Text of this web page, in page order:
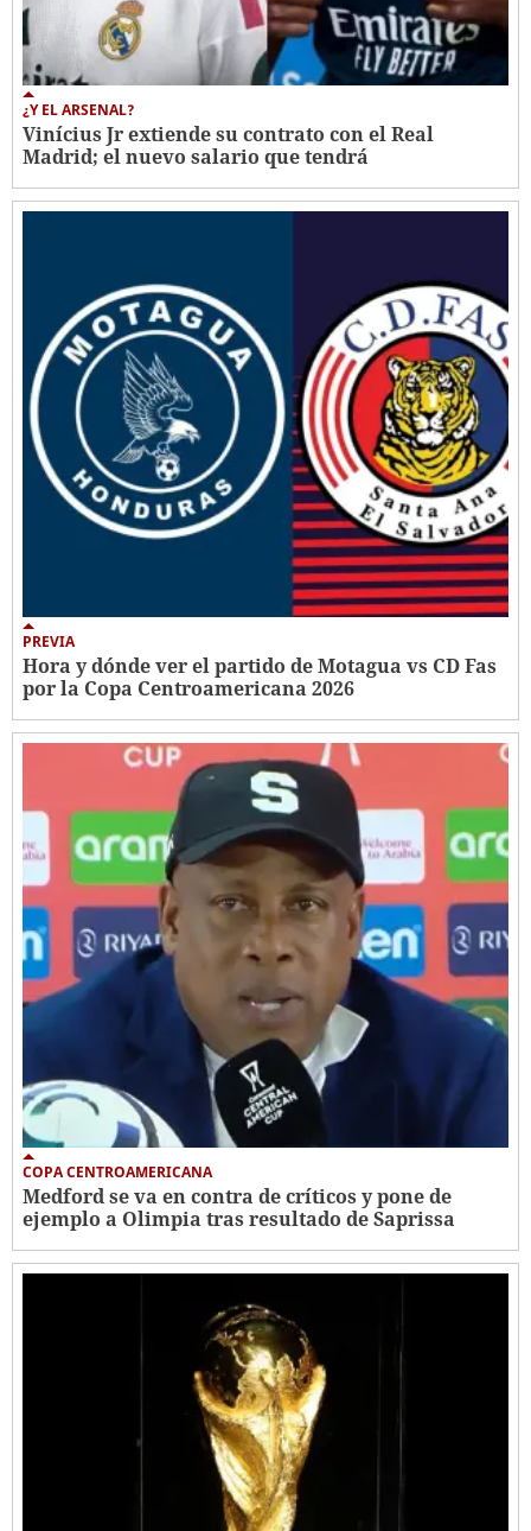
¿Y EL ARSENAL?
Vinícius Jr extiende su contrato con el Real
Madrid; el nuevo salario que tendrá
PREVIA
Hora y dónde ver el partido de Motagua vs CD Fas
por la Copa Centroamericana 2026
COPA CENTROAMERICANA
Medford se va en contra de críticos y pone de
ejemplo a Olimpia tras resultado de Saprissa